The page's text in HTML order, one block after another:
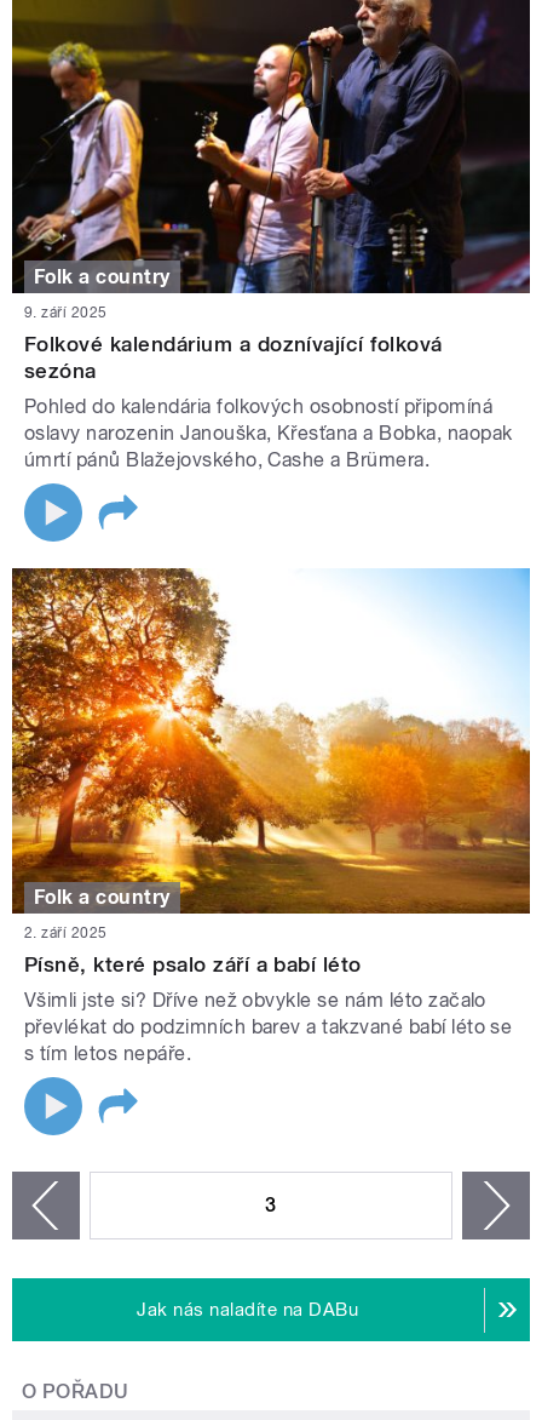
Folk a country
9. září 2025
Folkové kalendárium a doznívající folková
sezóna
Pohled do kalendária folkových osobností připomíná
oslavy narozenin Janouška, Křesťana a Bobka, naopak
úmrtí pánů Blažejovského, Cashe a Brümera.
Folk a country
2. září 2025
Písně, které psalo září a babí léto
Všimli jste si? Dříve než obvykle se nám léto začalo
převlékat do podzimních barev a takzvané babí léto se
s tím letos nepáře.
3
Jak nás naladíte na DABu
O POŘADU